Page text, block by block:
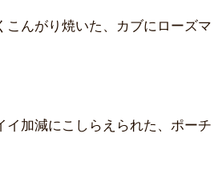
こんがり焼いた、カブにローズマ
イ加減にこしらえられた、ポーチ